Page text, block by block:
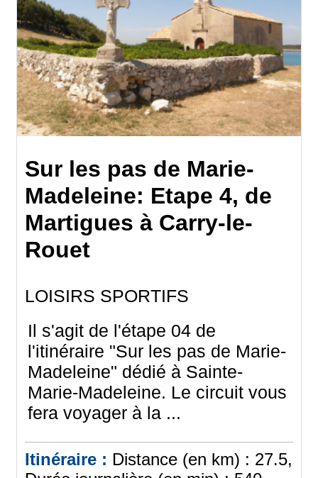
Sur les pas de Marie-
Madeleine: Etape 4, de
Martigues à Carry-le-
Rouet
LOISIRS SPORTIFS
Il s'agit de l'étape 04 de
l'itinéraire "Sur les pas de Marie-
Madeleine" dédié à Sainte-
Marie-Madeleine. Le circuit vous
fera voyager à la ...
Itinéraire : Distance (en km) : 27.5